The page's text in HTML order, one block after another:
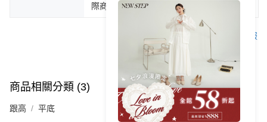
際商品為主。
客服
商品相關分類 (3) 查看全部
跟高 平底